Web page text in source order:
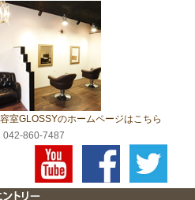
室GLOSSYのホームページはこちら
042-860-7487